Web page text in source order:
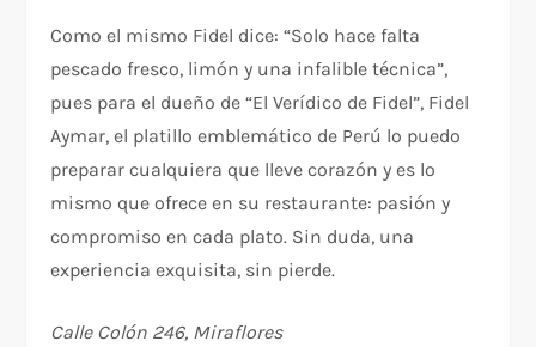
Como el mismo Fidel dice: “Solo hace falta
pescado fresco, limón y una infalible técnica”,
pues para el dueño de “El Verídico de Fidel”, Fidel
Aymar, el platillo emblemático de Perú lo puedo
preparar cualquiera que lleve corazón y es lo
mismo que ofrece en su restaurante: pasión y
compromiso en cada plato. Sin duda, una
experiencia exquisita, sin pierde.
Calle Colón 246, Miraflores